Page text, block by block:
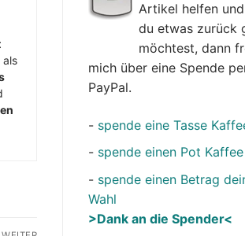
Artikel helfen
du etwas zurück
möchtest, dann
mich über eine Spende
PayPal.
- spende eine Tasse
- spende einen Pot
- spende einen Betrag
Wahl
>Dank an die Spender<